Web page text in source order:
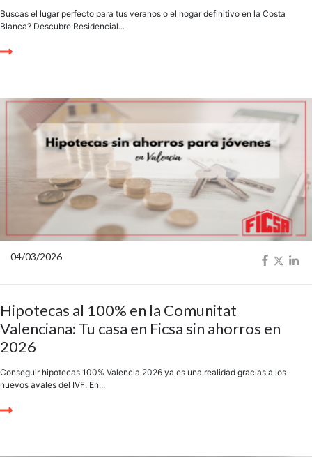
Buscas el lugar perfecto para tus veranos o el hogar definitivo en la Costa
Blanca? Descubre Residencial...
04/03/2026
Hipotecas al 100% en la Comunitat
Valenciana: Tu casa en Ficsa sin ahorros en
2026
Conseguir hipotecas 100% Valencia 2026 ya es una realidad gracias a los
nuevos avales del IVF. En...